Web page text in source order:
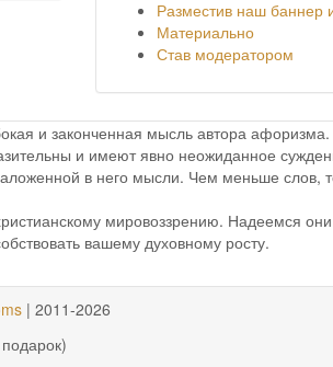
Разместив наш баннер
Материально
Став модератором
и законченная мысль автора
и имеют явно неожиданное
в него мысли. Чем меньше слов,
мировоззрению. Надеемся
вашему духовному росту.
| 2011-2026